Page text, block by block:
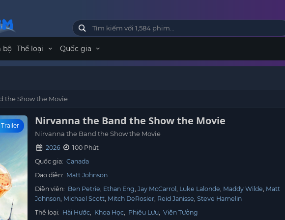
bộ Thể loại Quốc gia
the Show the Movie
Trailer Nirvanna the Band the Show the Movie
Nirvanna the Band the Show the Movie
2026
100 Phút
Quốc gia: Canada
Đạo diễn: Matt Johnson
Diễn viên: Ben Petrie Ethan Eng Jay McCarrol Luke Lalonde Maddy Wilde Matt
Johnson Michael Scott Mitch DeRosier Reid Janisse Steve Hamelin
Thể loại: Hài Hước, Khoa Học, Phiêu Lưu, Viễn Tưởng